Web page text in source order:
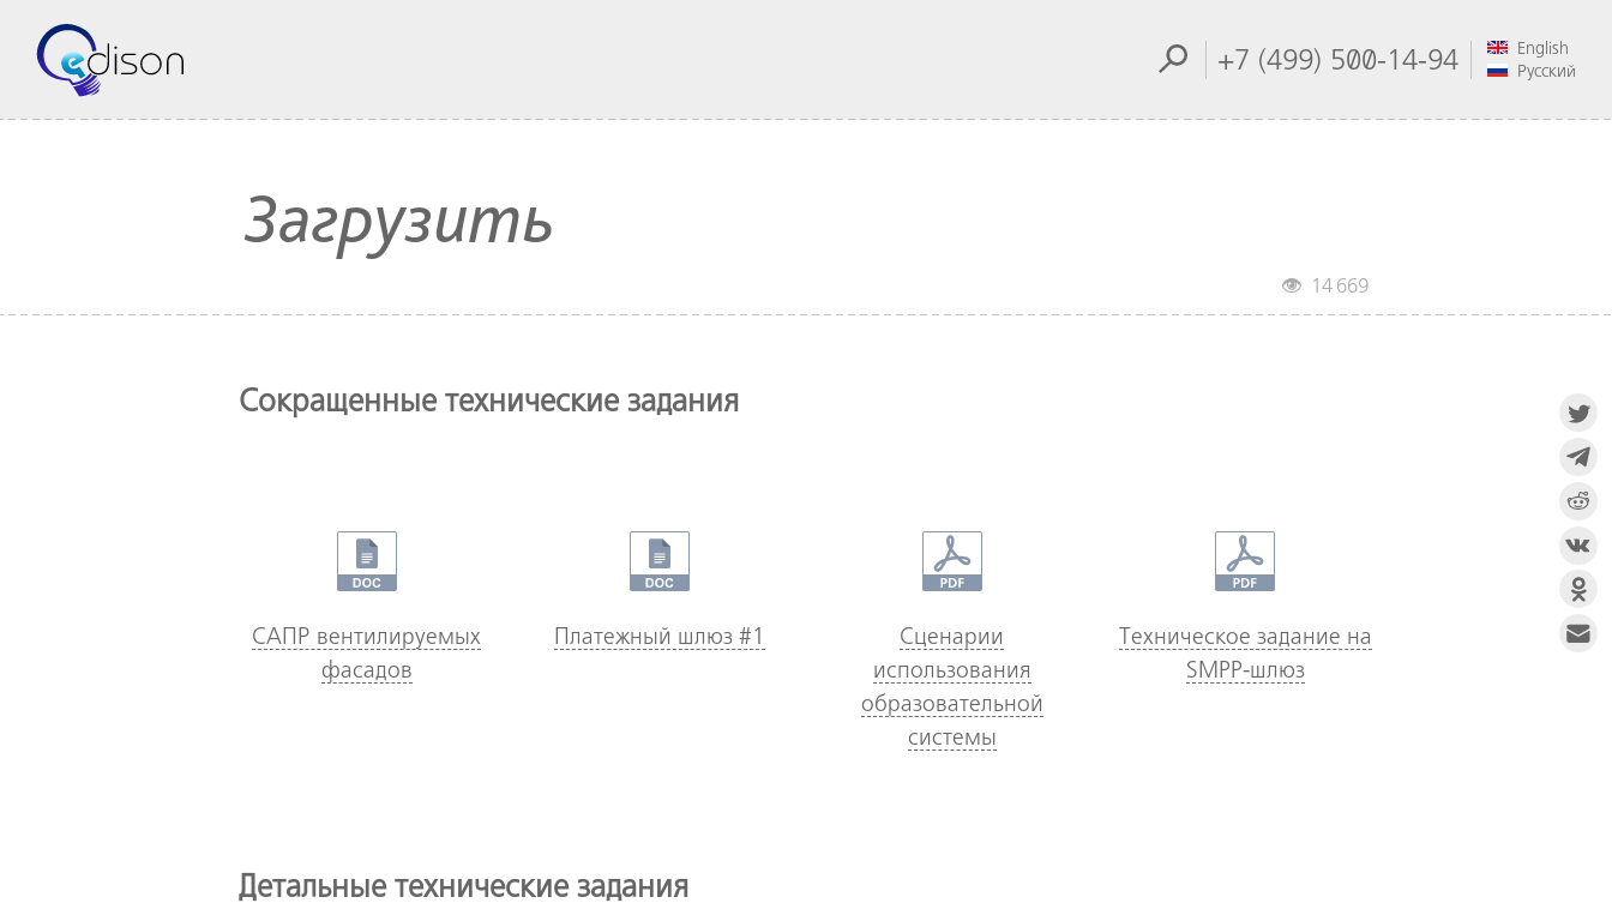
+7 (499) 500-14-94
English
Русский
Загрузить
14 669
Сокращенные технические задания
САПР вентилируемых
фасадов
Платежный шлюз #1
Сценарии
использования
образовательной
системы
Техническое задание на
SMPP-шлюз
Детальные технические задания